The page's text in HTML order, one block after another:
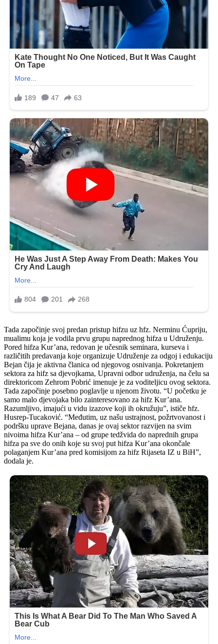
Tada započinje svoj predan pristup hifzu uz hfz. Nerminu Ćupriju,
mualimu koja je vodila prvu grupu naprednog hifza u Udruženju.
Pored hifza Kur’ana, redovan je učesnik seminara, kurseva i
različitih predavanja koje organizuje Udruženje za odgoj i edukaciju
Bejan čija je aktivna članica od njegovog osnivanja. Pokretanjem
sektora za hifz sa djevojkama, Upravni odbor udruženja, na čelu sa
direktoricom Zehrom Pobrić imenuje je za voditeljicu ovog sektora.
Tada započinje posebno poglavlje u njenom životu. “U početku je
samo malo djevojaka bilo zainteresovano za hifz Kur’ana.
Razumljivo, imajući u vidu izazove koji ih okružuju”, ističe hfz.
Husrep-Tucaković. “Međutim, uz našu ustrajnost, požrtvovanost i
podršku uprave Bejana, danas je ovaj sektor razvijen na svim
nivoima hifza Kur’ana – od grupe tedžvida do naprednih grupa
hifza pa sve do onih koje su svoj put hifza Kur’ana okončale
polaganjem Kur’ana pred komisijom za hifz Rijaseta IZ u BiH”,
dodala je.